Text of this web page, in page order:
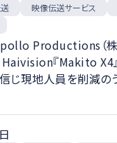
映像伝送サービス
Productions（
『Makito X4
じ現地人員を削減の